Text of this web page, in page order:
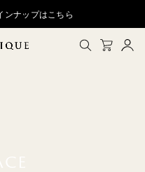
ンナップはこちら